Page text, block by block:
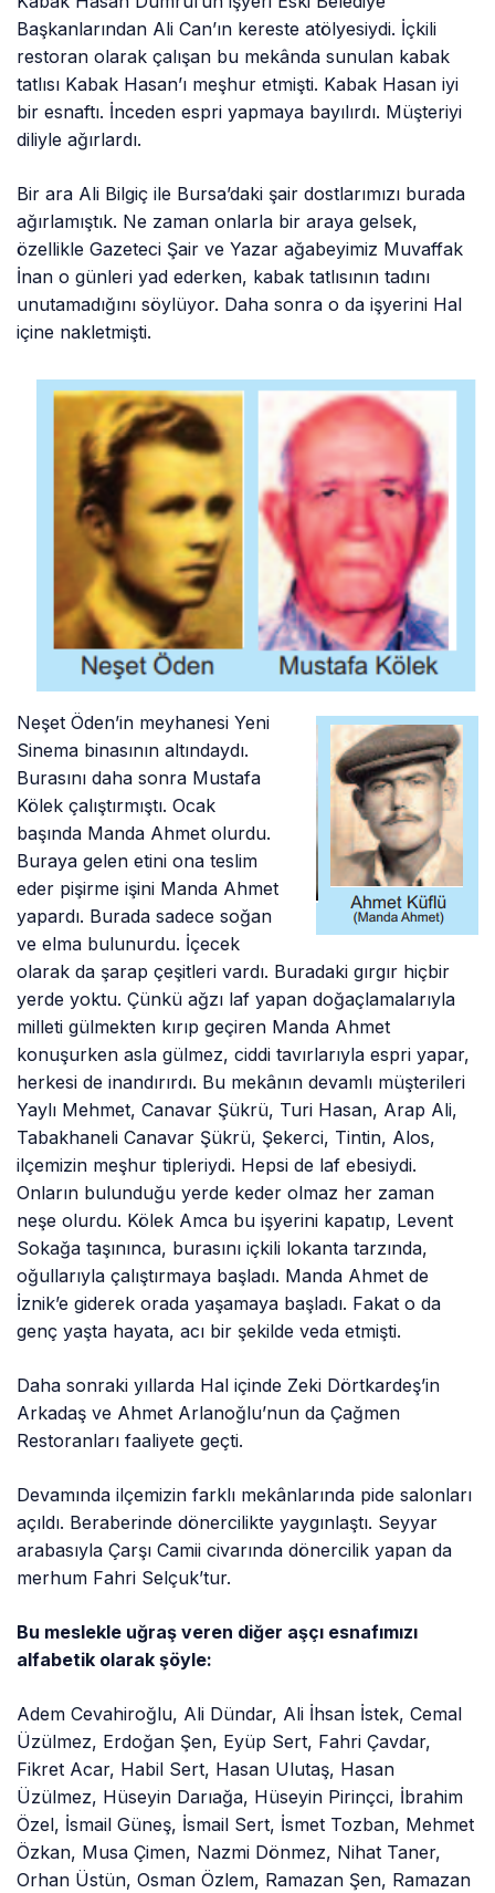
Başkanlarından Ali Can’ın kereste atölyesiydi. İçkili
restoran olarak çalışan bu mekânda sunulan kabak
tatlısı Kabak Hasan’ı meşhur etmişti. Kabak Hasan iyi
bir esnaftı. İnceden espri yapmaya bayılırdı. Müşteriyi
diliyle ağırlardı.
Bir ara Ali Bilgiç ile Bursa’daki şair dostlarımızı burada
ağırlamıştık. Ne zaman onlarla bir araya gelsek,
özellikle Gazeteci Şair ve Yazar ağabeyimiz Muvaffak
İnan o günleri yad ederken, kabak tatlısının tadını
unutamadığını söylüyor. Daha sonra o da işyerini Hal
içine nakletmişti.
Neşet Öden’in meyhanesi Yeni
Sinema binasının altındaydı.
Burasını daha sonra Mustafa
Kölek çalıştırmıştı. Ocak
başında Manda Ahmet olurdu.
Buraya gelen etini ona teslim
eder pişirme işini Manda Ahmet
yapardı. Burada sadece soğan
ve elma bulunurdu. İçecek
olarak da şarap çeşitleri vardı. Buradaki gırgır hiçbir
yerde yoktu. Çünkü ağzı laf yapan doğaçlamalarıyla
milleti gülmekten kırıp geçiren Manda Ahmet
konuşurken asla gülmez, ciddi tavırlarıyla espri yapar,
herkesi de inandırırdı. Bu mekânın devamlı müşterileri
Yaylı Mehmet, Canavar Şükrü, Turi Hasan, Arap Ali,
Tabakhaneli Canavar Şükrü, Şekerci, Tintin, Alos,
ilçemizin meşhur tipleriydi. Hepsi de laf ebesiydi.
Onların bulunduğu yerde keder olmaz her zaman
neşe olurdu. Kölek Amca bu işyerini kapatıp, Levent
Sokağa taşınınca, burasını içkili lokanta tarzında,
oğullarıyla çalıştırmaya başladı. Manda Ahmet de
İznik’e giderek orada yaşamaya başladı. Fakat o da
genç yaşta hayata, acı bir şekilde veda etmişti.
Daha sonraki yıllarda Hal içinde Zeki Dörtkardeş’in
Arkadaş ve Ahmet Arlanoğlu’nun da Çağmen
Restoranları faaliyete geçti.
Devamında ilçemizin farklı mekânlarında pide salonları
açıldı. Beraberinde dönercilikte yaygınlaştı. Seyyar
arabasıyla Çarşı Camii civarında dönercilik yapan da
merhum Fahri Selçuk’tur.
Bu meslekle uğraş veren diğer aşçı esnafımızı
alfabetik olarak şöyle:
Adem Cevahiroğlu, Ali Dündar, Ali İhsan İstek, Cemal
Üzülmez, Erdoğan Şen, Eyüp Sert, Fahri Çavdar,
Fikret Acar, Habil Sert, Hasan Ulutaş, Hasan
Üzülmez, Hüseyin Darıağa, Hüseyin Pirinçci, İbrahim
Özel, İsmail Güneş, İsmail Sert, İsmet Tozban, Mehmet
Özkan, Musa Çimen, Nazmi Dönmez, Nihat Taner,
Orhan Üstün, Osman Özlem, Ramazan Şen, Ramazan